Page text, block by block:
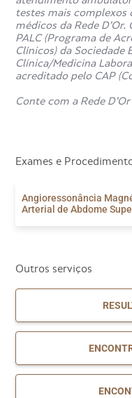
desfibriladores, clips
de válvulas cardíacas,
e pinos, placas,
Além disso, grávidas
gestação também
informar todos os
testes mais complexos
médicos da Rede
PALC (Programa de
Clínicos) da Sociedade
Clínica/Medicina
acreditado pelo CAP
Conte com a Rede
Exames e
Angioressonância
Arterial de Abdome
Outros serviços